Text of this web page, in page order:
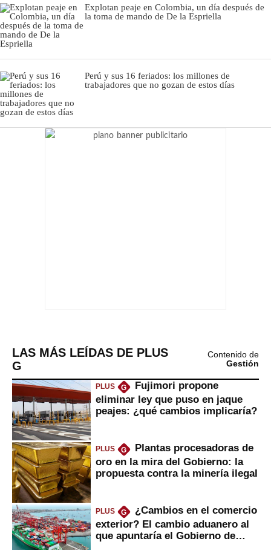
Explotan peaje en Colombia, un día después de
la toma de mando de De la Espriella
Perú y sus 16 feriados: los millones de
trabajadores que no gozan de estos días
LAS MÁS LEÍDAS DE PLUS
G
Contenido de
Gestión
PLUS G
Fujimori propone
eliminar ley que puso en jaque
peajes: ¿qué cambios implicaría?
PLUS G
Plantas procesadoras de
oro en la mira del Gobierno: la
propuesta contra la minería ilegal
PLUS G
¿Cambios en el comercio
exterior? El cambio aduanero al
que apuntaría el Gobierno de